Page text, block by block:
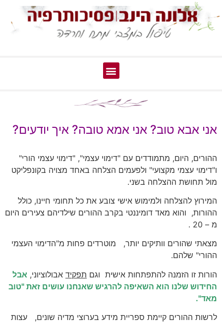
אני אבא טוב? אני אמא טובה? איך יודעים?
ההורים, היום, מתמודדים עם "דימוי עצמי", "דימוי עצמי הורי"
ו"דימוי עצמי מקצועי" ולפעמים הצלחה באחד מצויה בקונפליקט
מול תחושת ההצלחה בשני.
המירוץ להצלחה ולמימוש אישי צובע את כל תחומי חיינו, כולל
ההורות, והוא מאד דומיננטי בקרב ההורים שילדיהם צעירים היום
מ – 20 .
מצאתי שהורים וותיקים יותר, מוטרדים פחות מ"הדימוי העצמי
ההורי" שלהם.
הורות זו הזמנה להתפתחות אישית וגם תפקיד אבולוציוני, אבל
החידוש שלנו הוא השאיפה להרגיש שאנחנו עושים זאת "טוב
מאד".
לרשות ההורים קיימת ספריית מידע בערוצי מדיה שונים, עצות